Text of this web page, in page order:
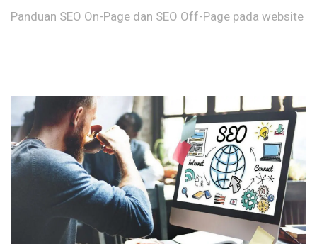
Panduan SEO On-Page dan SEO Off-Page pada website